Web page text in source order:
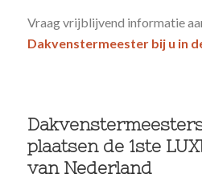
Vraag vrijblijvend informatie
Dakvenstermeester bij u in
plaatsen de 1ste
van Nederland